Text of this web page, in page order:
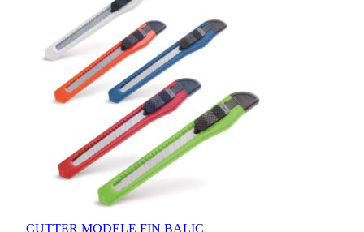
CUTTER MODELE FIN BALIC